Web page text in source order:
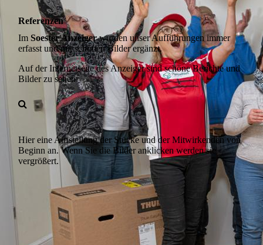
Referenzen
ImSoester Anzeigerwurden unser Aufführungen immer
erfasst und mit schönen Bilder ergänzt.
Auf der Internetseite des Anzeiger sind schöne Berichte und
Bilder zu sehen.
Hier eine Aufstellung der Stücke und der Mitwirkenden von
Beginn an. Wenn Sie die Bilder anklicken werden sie
vergrößert.